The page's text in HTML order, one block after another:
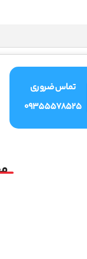
تماس ضروری
09355578525